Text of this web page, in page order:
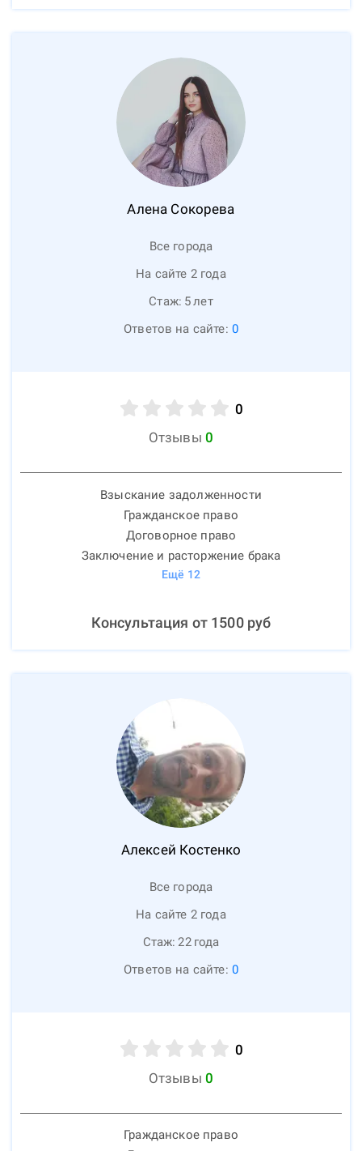
Алена Сокорева
Все города
На сайте 2 года
Стаж: 5лет
Ответов на сайте: 0
0
Отзывы 0
Взыскание задолженности
Гражданское право
Договорное право
Заключение и расторжение брака
Ещё 12
Консультация от 1500руб
Алексей Костенко
Все города
На сайте 2 года
Стаж: 22 года
Ответов на сайте: 0
0
Отзывы 0
Гражданское право